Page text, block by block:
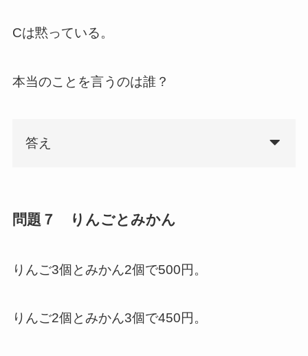
Cは黙っている。
本当のことを言うのは誰？
答え
問題７ りんごとみかん
りんご3個とみかん2個で500円。
りんご2個とみかん3個で450円。